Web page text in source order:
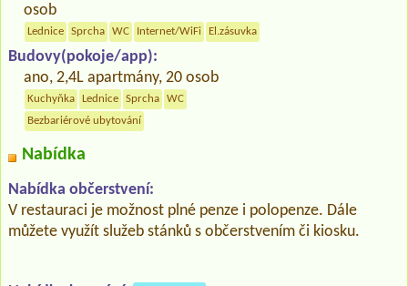
osob
Lednice Sprcha WC Internet/WiFi El.zásuvka
Budovy(pokoje/app):
ano, 2,4L apartmány, 20 osob
Kuchyňka Lednice Sprcha
WC
Bezbariérové ubytování
Nabídka
Nabídka občerstvení:
V restauraci je možnost plné penze i polopenze. Dále
můžete využít služeb stánků s občerstvením či kiosku.